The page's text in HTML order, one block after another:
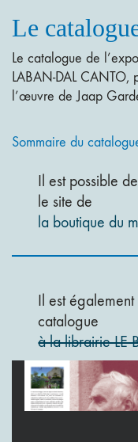
Le
Le catalogue de
LABAN-DAL CANTO,
l’œuvre de Jaap
Sommaire du
Il est possible
le site de
la boutique du
Il est
catalogue
à la librairie LE